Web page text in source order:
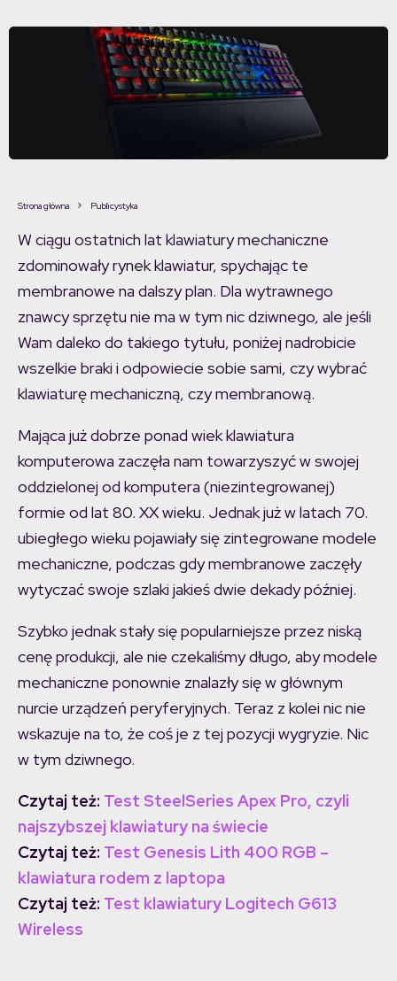
Strona główna Publicystyka
W ciągu ostatnich lat klawiatury mechaniczne
zdominowały rynek klawiatur, spychając te
membranowe na dalszy plan. Dla wytrawnego
znawcy sprzętu nie ma w tym nic dziwnego, ale jeśli
Wam daleko do takiego tytułu, poniżej nadrobicie
wszelkie braki i odpowiecie sobie sami, czy wybrać
klawiaturę mechaniczną, czy membranową.
Mająca już dobrze ponad wiek klawiatura
komputerowa zaczęła nam towarzyszyć w swojej
oddzielonej od komputera (niezintegrowanej)
formie od lat 80. XX wieku. Jednak już w latach 70.
ubiegłego wieku pojawiały się zintegrowane modele
mechaniczne, podczas gdy membranowe zaczęły
wytyczać swoje szlaki jakieś dwie dekady później.
Szybko jednak stały się popularniejsze przez niską
cenę produkcji, ale nie czekaliśmy długo, aby modele
mechaniczne ponownie znalazły się w głównym
nurcie urządzeń peryferyjnych. Teraz z kolei nic nie
wskazuje na to, że coś je z tej pozycji wygryzie. Nic
w tym dziwnego.
Czytaj też: Test SteelSeries Apex Pro, czyli
najszybszej klawiatury na świecie
Czytaj też: Test Genesis Lith 400 RGB –
klawiatura rodem z laptopa
Czytaj też: Test klawiatury Logitech G613
Wireless